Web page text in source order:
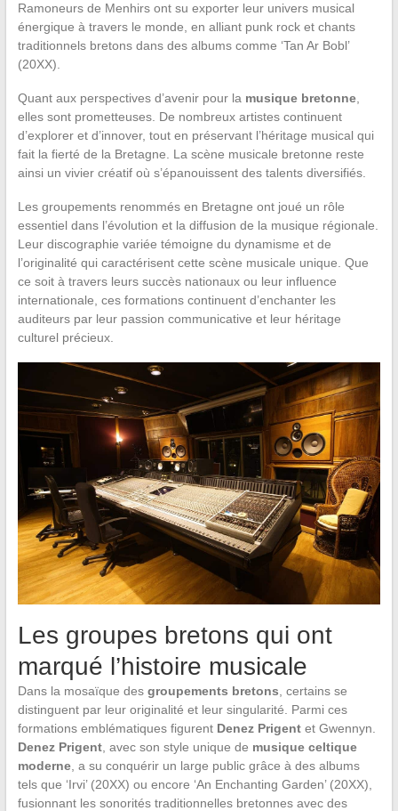
Ramoneurs de Menhirs ont su exporter leur univers musical
énergique à travers le monde, en alliant punk rock et chants
traditionnels bretons dans des albums comme ‘Tan Ar Bobl’
(20XX).
Quant aux perspectives d’avenir pour la musique bretonne,
elles sont prometteuses. De nombreux artistes continuent
d’explorer et d’innover, tout en préservant l’héritage musical qui
fait la fierté de la Bretagne. La scène musicale bretonne reste
ainsi un vivier créatif où s’épanouissent des talents diversifiés.
Les groupements renommés en Bretagne ont joué un rôle
essentiel dans l’évolution et la diffusion de la musique régionale.
Leur discographie variée témoigne du dynamisme et de
l’originalité qui caractérisent cette scène musicale unique. Que
ce soit à travers leurs succès nationaux ou leur influence
internationale, ces formations continuent d’enchanter les
auditeurs par leur passion communicative et leur héritage
culturel précieux.
Les groupes bretons qui ont
marqué l’histoire musicale
Dans la mosaïque des groupements bretons , certains se
distinguent par leur originalité et leur singularité. Parmi ces
formations emblématiques figurent Denez Prigentet Gwennyn.
Denez Prigent, avec son style unique de musique celtique
moderne, a su conquérir un large public grâce à des albums
tels que ‘Irvi’ (20XX) ou encore ‘An Enchanting Garden’ (20XX),
fusionnant les sonorités traditionnelles bretonnes avec des